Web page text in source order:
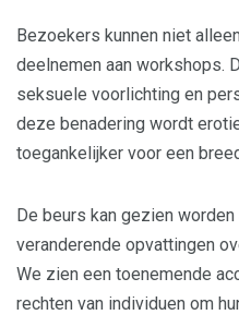
Bezoekers kunnen niet
deelnemen aan workshops.
seksuele voorlichting en
deze benadering wordt
toegankelijker voor een
De beurs kan gezien
veranderende opvattingen
We zien een toenemende
rechten van individuen om